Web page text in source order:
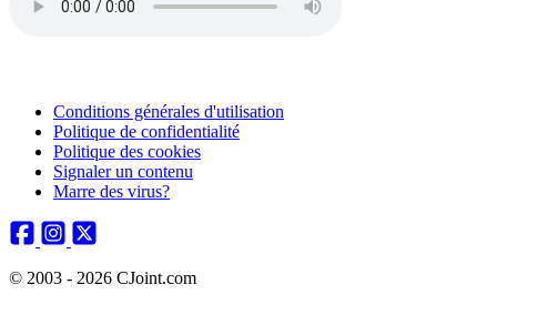
Conditions générales d'utilisation
Politique de confidentialité
Politique des cookies
Signaler un contenu
Marre des virus?
© 2003 - 2026 CJoint.com